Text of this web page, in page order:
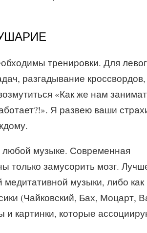
тренировки. Для
разгадывание
«Как же нам
Я развею ваши
любой музыке. Современная
только замусорить мозг.
медитативной музыки, либо как
(Чайковский, Бах, Моцарт,
и картинки, которые